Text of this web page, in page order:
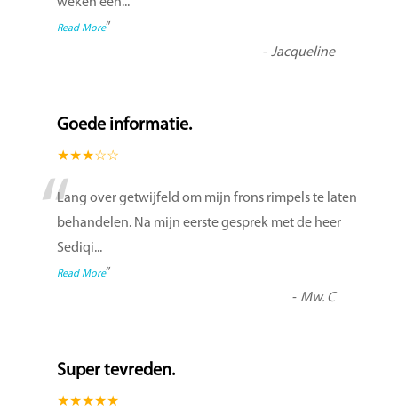
weken een...
Read More”
-Jacqueline
Goede informatie.
★★★☆☆
“Lang over getwijfeld om mijn frons rimpels te laten
behandelen. Na mijn eerste gesprek met de heer
Sediqi...
Read More”
- Mw. C
Super tevreden.
★★★★★